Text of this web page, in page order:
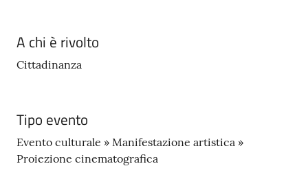
A chi è rivolto
Cittadinanza
Tipo evento
Evento culturale » Manifestazione artistica »
Proiezione cinematografica